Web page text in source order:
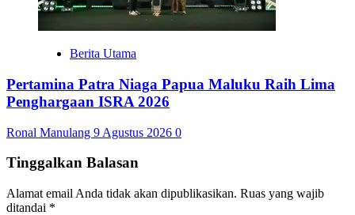
Berita Utama
Pertamina Patra Niaga Papua Maluku Raih Lima
Penghargaan ISRA 2026
Ronal Manulang 9 Agustus 2026 0
Tinggalkan Balasan
Alamat email Anda tidak akan dipublikasikan. Ruas yang wajib
ditandai *